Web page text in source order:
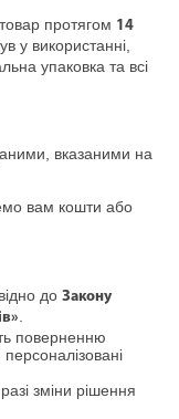
протягом 14
у використанні,
упаковка та всі
вказаними на
вам кошти або
до Закону
.
поверненню
зміни рішення